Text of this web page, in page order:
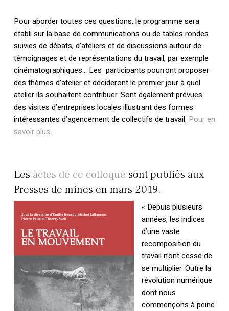
Pour aborder toutes ces questions, le programme sera
établi sur la base de communications ou de tables rondes
suivies de débats, d’ateliers et de discussions autour de
témoignages et de représentations du travail, par exemple
cinématographiques… Les participants pourront proposer
des thèmes d’atelier et décideront le premier jour à quel
atelier ils souhaitent contribuer. Sont également prévues
des visites d’entreprises locales illustrant des formes
intéressantes d’agencement de collectifs de travail. Pour en
savoir plus.
Les actes de ce colloque sont publiés aux
Presses de mines en mars 2019.
« Depuis plusieurs
années, les indices
d’une vaste
recomposition du
travail n’ont cessé de
se multiplier. Outre la
révolution numérique
dont nous
commençons à peine